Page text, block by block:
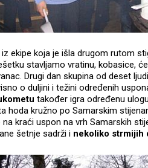
ekipe koja je išla drugom rutom
stavljamo vratinu, kobasice,
Drugi dan skupina od deset
o duljini i težini određenih
također igra određenu
hoda kružno po Samarskim
kraći uspon na vrh Samarskih
šetnje sadrži i nekoliko strmijih